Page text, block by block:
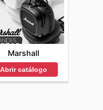
Marshall
Abrir catálogo